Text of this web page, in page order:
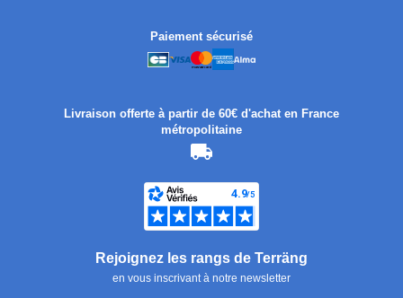
Paiement sécurisé
Livraison offerte à partir de 60€ d'achat en France
métropolitaine
Rejoignez les rangs de Terräng
en vous inscrivant à notre newsletter